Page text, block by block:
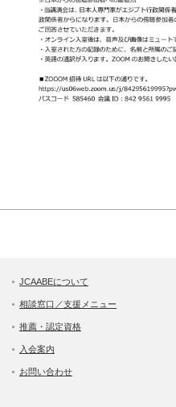
JCAABEについて
相談窓口／支援メニュー
推薦・認定資格
入会案内
お問い合わせ